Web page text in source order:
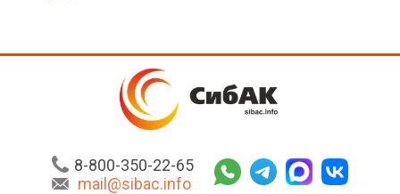
8-800-350-22-65
mail@sibac.info